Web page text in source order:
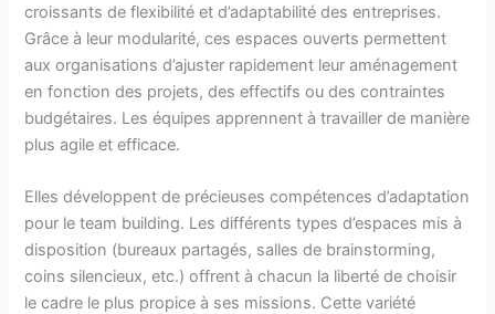
croissants de flexibilité et d’adaptabilité des entreprises.
Grâce à leur modularité, ces espaces ouverts permettent
aux organisations d’ajuster rapidement leur aménagement
en fonction des projets, des effectifs ou des contraintes
budgétaires. Les équipes apprennent à travailler de manière
plus agile et efficace.
Elles développent de précieuses compétences d’adaptation
pour le team building. Les différents types d’espaces mis à
disposition (bureaux partagés, salles de brainstorming,
coins silencieux, etc.) offrent à chacun la liberté de choisir
le cadre le plus propice à ses missions. Cette variété